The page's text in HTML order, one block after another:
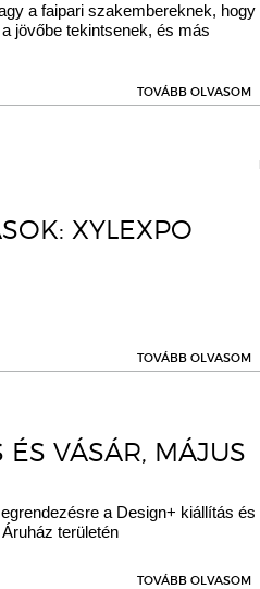
a faipari szakembereknek, hogy
jövőbe tekintsenek, és más
TOVÁBB OLVASOM
XYLEXPO
TOVÁBB OLVASOM
ÉS VÁSÁR, MÁJUS
a Design+ kiállítás és
területén
TOVÁBB OLVASOM